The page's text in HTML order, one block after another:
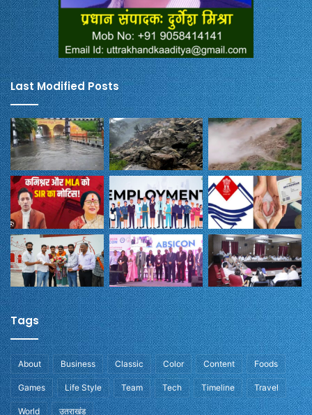
Last Modified Posts
Tags
About Business Classic Color Content Foods
Games Life Style Team Tech Timeline Travel
World उतराखंड